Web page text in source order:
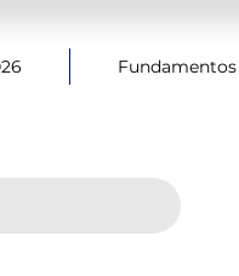
Fundamentos